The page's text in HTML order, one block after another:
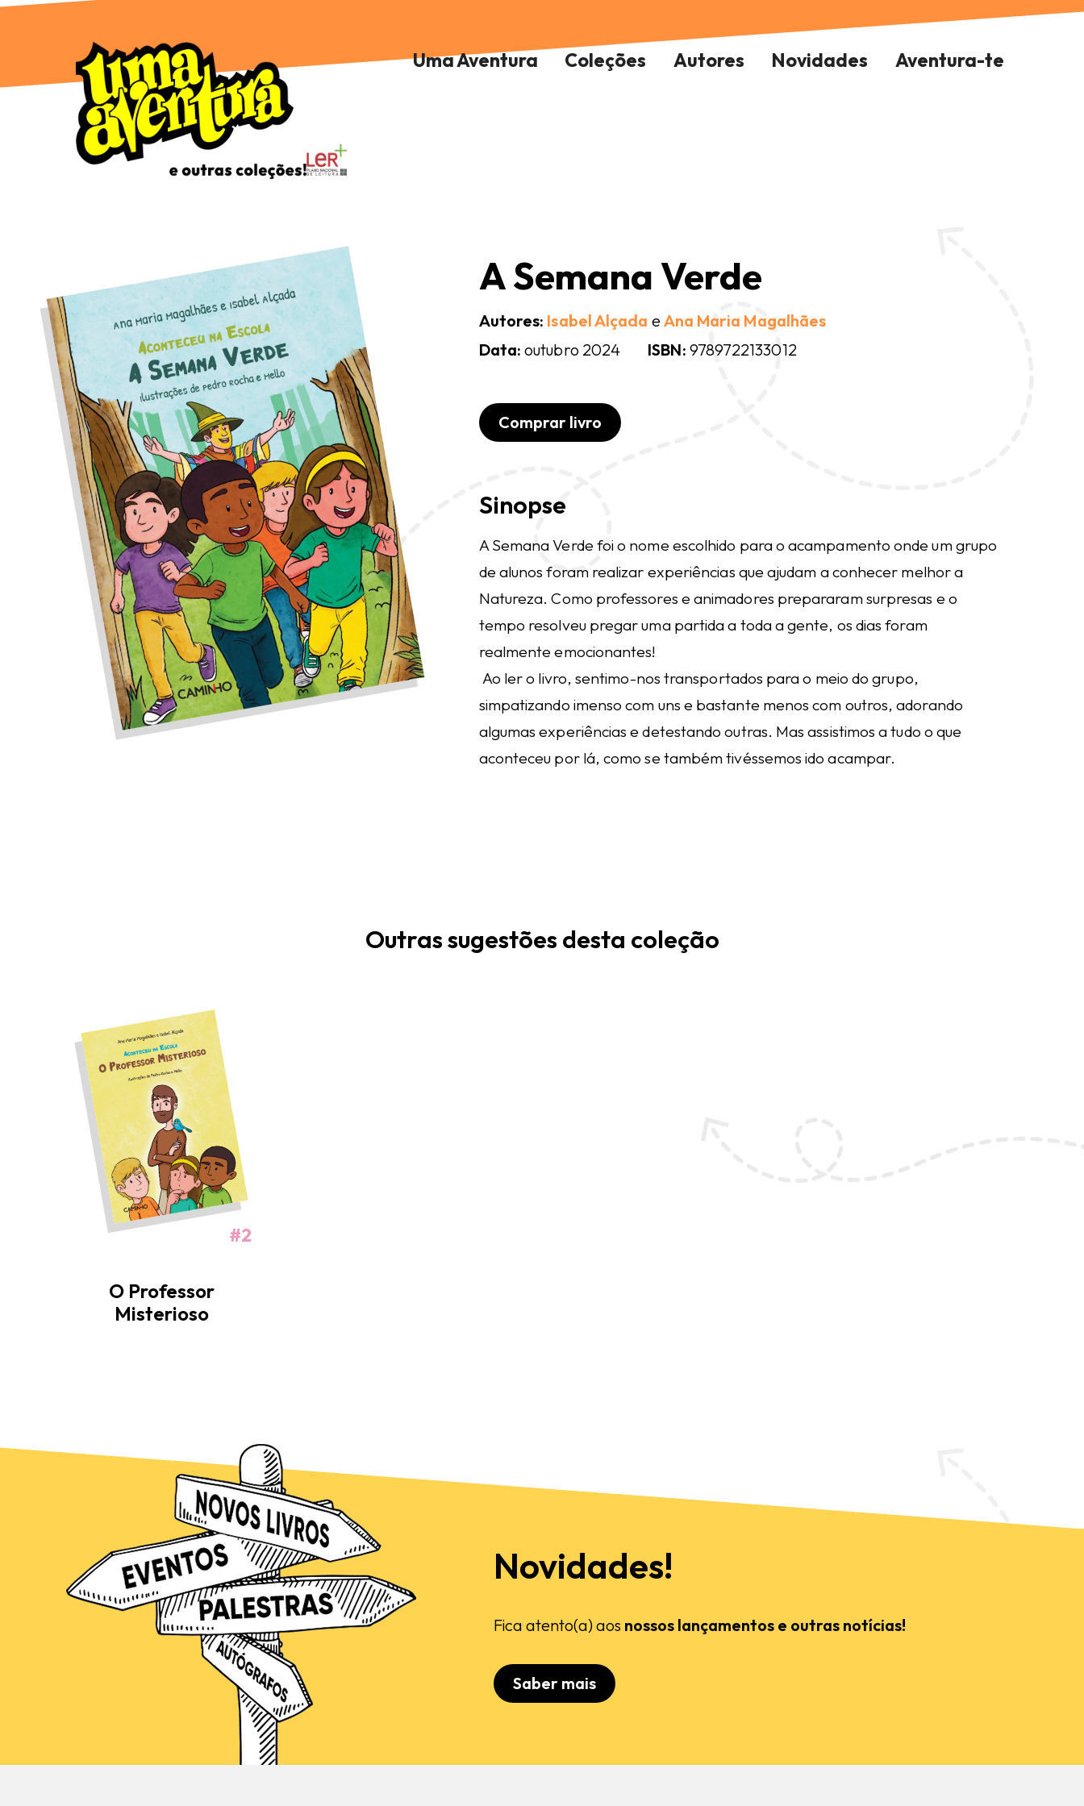
Uma Aventura Coleções Autores Novidades Aventura-te
A Semana Verde
Autores: Isabel Alçada eAna Maria Magalhães
Data: outubro 2024 ISBN: 9789722133012
Comprar livro
Sinopse
A Semana Verde foi o nome escolhido para o acampamento onde um grupo
de alunos foram realizar experiências que ajudam a conhecer melhor a
Natureza. Como professores e animadores prepararam surpresas e o
tempo resolveu pregar uma partida a toda a gente, os dias foram
realmente emocionantes!
Ao ler o livro, sentimo-nos transportados para o meio do grupo,
simpatizando imenso com uns e bastante menos com outros, adorando
algumas experiências e detestando outras. Mas assistimos a tudo o que
aconteceu por lá, como se também tivéssemos ido acampar.
Outras sugestões desta coleção
#2
O Professor
Misterioso
Novidades!
Fica atento(a) aos nossos lançamentos e outras notícias!
Saber mais